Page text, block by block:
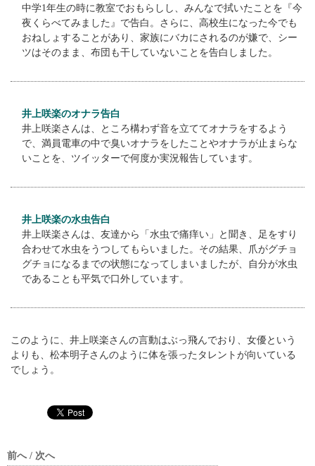
中学1年生の時に教室でおもらしし、みんなで拭いたことを『今
夜くらべてみました』で告白。さらに、高校生になった今でも
おねしょすることがあり、家族にバカにされるのが嫌で、シー
ツはそのまま、布団も干していないことを告白しました。
井上咲楽のオナラ告白
井上咲楽さんは、ところ構わず音を立ててオナラをするよう
で、満員電車の中で臭いオナラをしたことやオナラが止まらな
いことを、ツイッターで何度か実況報告しています。
井上咲楽の水虫告白
井上咲楽さんは、友達から「水虫で痛痒い」と聞き、足をすり
合わせて水虫をうつしてもらいました。その結果、爪がグチョ
グチョになるまでの状態になってしまいましたが、自分が水虫
であることも平気で口外しています。
このように、井上咲楽さんの言動はぶっ飛んでおり、女優という
よりも、松本明子さんのように体を張ったタレントが向いている
でしょう。
前へ / 次へ